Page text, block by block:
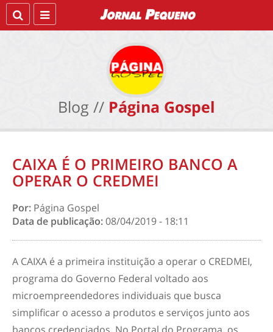
Blog // Página Gospel
CAIXA É O PRIMEIRO BANCO A
OPERAR O CREDMEI
Por: Página Gospel
Data de publicação:08/04/2019 - 18:11
A CAIXA é a primeira instituição a operar o CREDMEI,
programa do Governo Federal voltado aos
microempreendedores individuais que busca
simplificar o acesso a produtos e serviços junto aos